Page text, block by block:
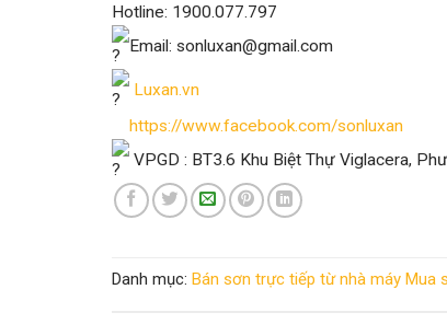
Hotline: 1900.077.797
Email: sonluxan@gmail.com
Luxan.vn
https://www.facebook.com/sonluxan
VPGD : BT3.6 Khu Biệt Thự Viglacera,
Danh mục: Bán sơn trực tiếp từ nhà máy Mua